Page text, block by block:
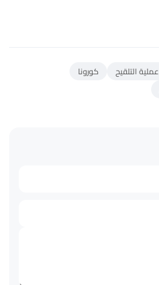
عملية التلقيح
كورونا